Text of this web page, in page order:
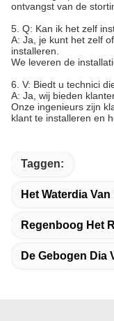
ontvangst van de
5. Q: Kan ik het zelf
A: Ja, je kunt het zelf
installeren.
We leveren de
6. V: Biedt u technici
A: Ja, wij bieden
Onze ingenieurs zijn
klant te installeren en
Taggen:
Het Waterdia
Regenboog Het
De Gebogen Dia